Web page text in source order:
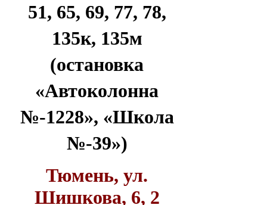
51, 65, 69, 77, 78,
135к, 135м
(остановка
«Автоколонна
№-1228», «Школа
№-39»)
Тюмень, ул.
Шишкова, 6, 2